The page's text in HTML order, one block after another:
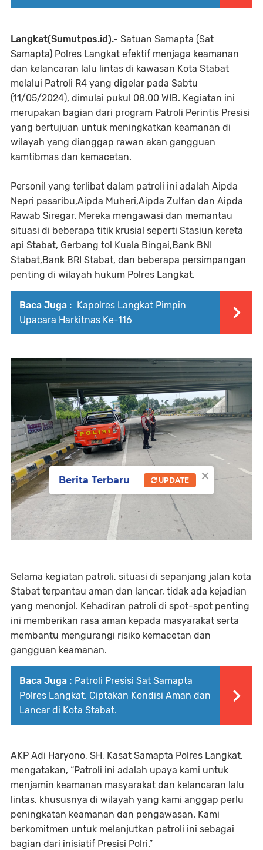
Langkat(Sumutpos.id).- Satuan Samapta (Sat
Samapta) Polres Langkat efektif menjaga keamanan
dan kelancaran lalu lintas di kawasan Kota Stabat
melalui Patroli R4 yang digelar pada Sabtu
(11/05/2024), dimulai pukul 08.00 WIB. Kegiatan ini
merupakan bagian dari program Patroli Perintis Presisi
yang bertujuan untuk meningkatkan keamanan di
wilayah yang dianggap rawan akan gangguan
kamtibmas dan kemacetan.
Personil yang terlibat dalam patroli ini adalah Aipda
Nepri pasaribu,Aipda Muheri,⁠Aipda Zulfan dan Aipda
Rawab Siregar. Mereka mengawasi dan memantau
situasi di beberapa titik krusial seperti Stasiun kereta
api Stabat, Gerbang tol Kuala Bingai,Bank BNI
Stabat,Bank BRI Stabat, dan beberapa persimpangan
penting di wilayah hukum Polres Langkat.
Baca Juga : Kapolres Langkat Pimpin
Upacara Harkitnas Ke-116
Selama kegiatan patroli, situasi di sepanjang jalan kota
Stabat terpantau aman dan lancar, tidak ada kejadian
yang menonjol. Kehadiran patroli di spot-spot penting
ini memberikan rasa aman kepada masyarakat serta
membantu mengurangi risiko kemacetan dan
gangguan keamanan.
Baca Juga : Patroli Presisi Sat Samapta
Polres Langkat, Ciptakan Kondisi Aman dan
Lancar di Kota Stabat.
AKP Adi Haryono, SH, Kasat Samapta Polres Langkat,
mengatakan, “Patroli ini adalah upaya kami untuk
menjamin keamanan masyarakat dan kelancaran lalu
lintas, khususnya di wilayah yang kami anggap perlu
peningkatan keamanan dan pengawasan. Kami
berkomitmen untuk melanjutkan patroli ini sebagai
bagian dari inisiatif Presisi Polri.”
×
Berita Terbaru UPDATE